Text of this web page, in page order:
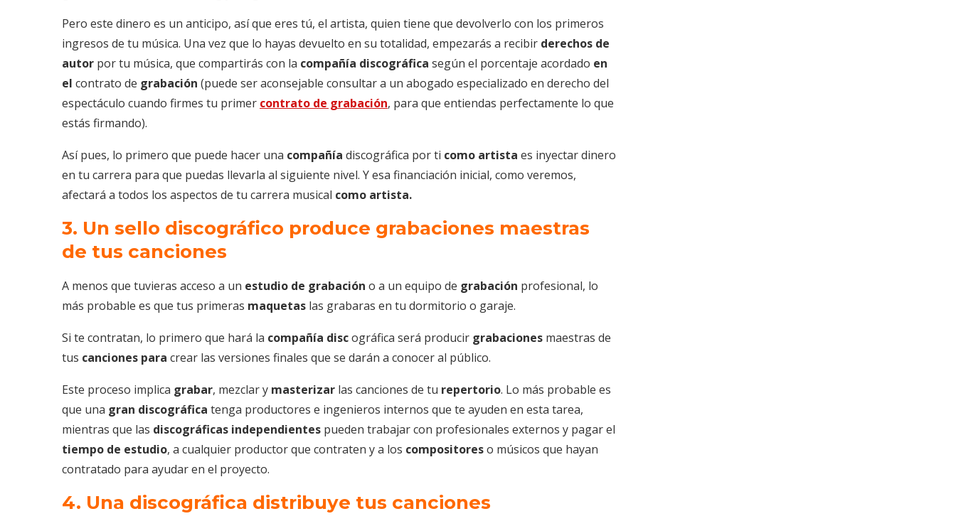
Pero este dinero es un anticipo, así que eres tú, el artista, quien tiene que devolverlo con los primeros
ingresos de tu música. Una vez que lo hayas devuelto en su totalidad, empezarás a recibir derechos de
autor por tu música, que compartirás con la compañía discográfica según el porcentaje acordado en
el contrato de grabación (puede ser aconsejable consultar a un abogado especializado en derecho del
espectáculo cuando firmes tu primer contrato de grabación, para que entiendas perfectamente lo que
estás firmando).
Así pues, lo primero que puede hacer una compañía discográfica por ti como artista es inyectar dinero
en tu carrera para que puedas llevarla al siguiente nivel. Y esa financiación inicial, como veremos,
afectará a todos los aspectos de tu carrera musical como artista.
3. Un sello discográfico produce grabaciones maestras
de tus canciones
A menos que tuvieras acceso a un estudio de grabación o a un equipo de grabación profesional, lo
más probable es que tus primeras maquetas las grabaras en tu dormitorio o garaje.
Si te contratan, lo primero que hará la compañía discográfica será producir grabaciones maestras de
tus canciones para crear las versiones finales que se darán a conocer al público.
Este proceso implica grabar, mezclar y masterizar las canciones de tu repertorio. Lo más probable es
que una gran discográfica tenga productores e ingenieros internos que te ayuden en esta tarea,
mientras que las discográficas independientes pueden trabajar con profesionales externos y pagar el
tiempo de estudio, a cualquier productor que contraten y a los compositoreso músicos que hayan
contratado para ayudar en el proyecto.
4. Una discográfica distribuye tus canciones